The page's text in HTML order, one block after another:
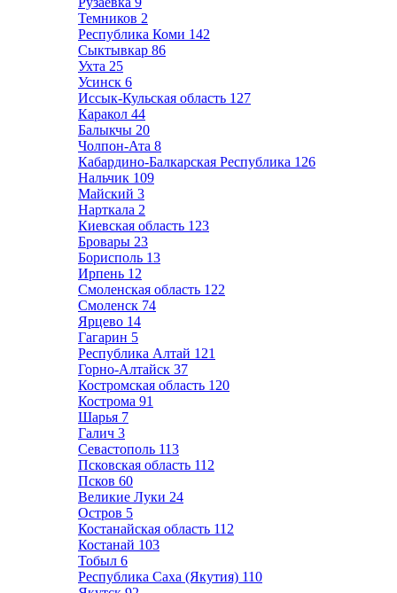
Темников 2
Республика Коми 142
Сыктывкар 86
Ухта 25
Усинск 6
Иссык-Кульская область 127
Каракол 44
Балыкчы 20
Чолпон-Ата 8
Кабардино-Балкарская Республика 126
Нальчик 109
Майский 3
Нарткала 2
Киевская область 123
Бровары 23
Борисполь 13
Ирпень 12
Смоленская область 122
Смоленск 74
Ярцево 14
Гагарин 5
Республика Алтай 121
Горно-Алтайск 37
Костромская область 120
Кострома 91
Шарья 7
Галич 3
Севастополь 113
Псковская область 112
Псков 60
Великие Луки 24
Остров 5
Костанайская область 112
Костанай 103
Тобыл 6
Республика Саха (Якутия) 110